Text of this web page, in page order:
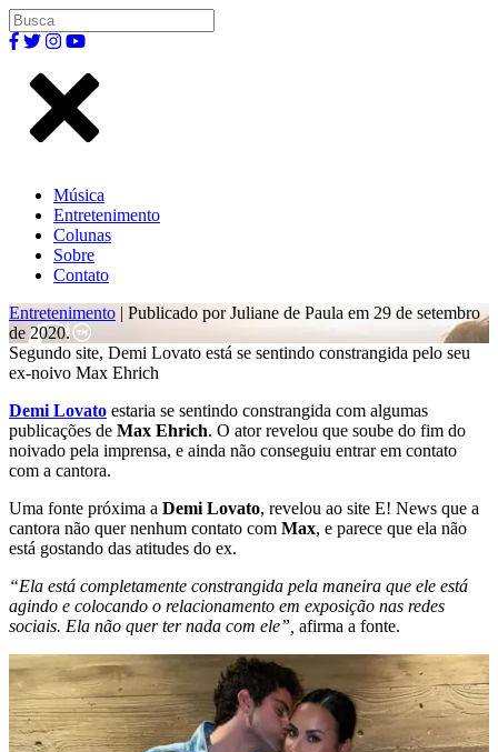
Música
Entretenimento
Colunas
Sobre
Contato
Entretenimento | Publicado por Juliane de Paula em 29 de setembro
de 2020.
Segundo site, Demi Lovato está se sentindo constrangida pelo seu
ex-noivo Max Ehrich
Demi Lovato estaria se sentindo constrangida com algumas
publicações de Max Ehrich. O ator revelou que soube do fim do
noivado pela imprensa, e ainda não conseguiu entrar em contato
com a cantora.
Uma fonte próxima a Demi Lovato, revelou ao site E! News que a
cantora não quer nenhum contato com Max, e parece que ela não
está gostando das atitudes do ex.
“Ela está completamente constrangida pela maneira que ele está
agindo e colocando o relacionamento em exposição nas redes
sociais. Ela não quer ter nada com ele”, afirma a fonte.